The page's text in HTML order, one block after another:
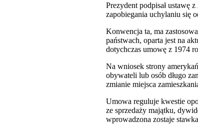
Prezydent podpisał ustawę
zapobiegania uchylaniu się
Konwencja ta, ma
państwach, oparta jest na
dotychczas umowę z 1974
Na wniosek strony
obywateli lub osób długo
zmianie miejsca
Umowa reguluje kwestie
ze sprzedaży majątku,
wprowadzona zostaje